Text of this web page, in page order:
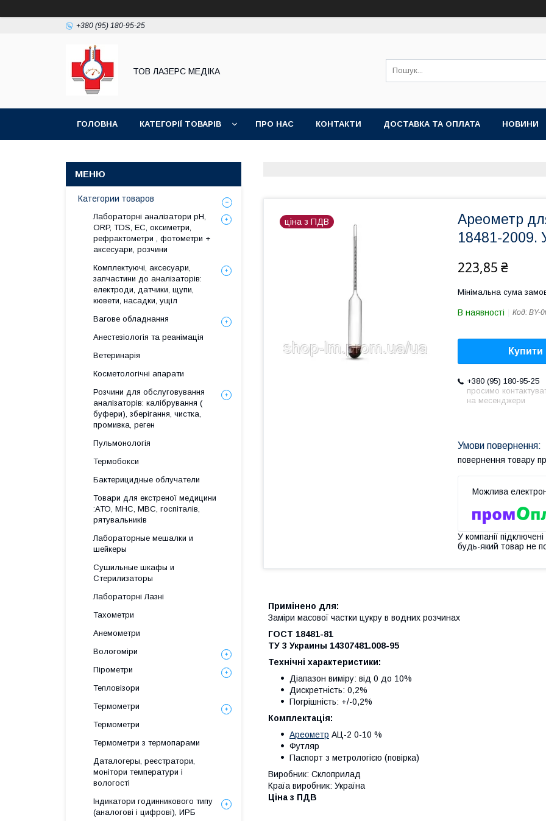
+380 (95) 180-95-25
ТОВ ЛАЗЕРС МЕДІКА
ГОЛОВНА КАТЕГОРІЇ ТОВАРІВ ПРО НАС КОНТАКТИ ДОСТАВКА ТА ОПЛАТА НОВИНИ
ціна з ПДВ
Ареометр
18481-2009.
223,85 ₴
Мінімальна сума
В наявності Код: BY-
Купити
+380 (95) 180-95-25
просимо
на месенджери
повернення товару
У компанії
будь-який товар не
Примінено для:
Заміри масової частки цукру в водних розчинах
ГОСТ 18481-81
ТУ 3 Украины 14307481.008-95
Технічні характеристики:
Діапазон виміру: від 0 до 10%
Дискретність: 0,2%
Погрішність: +/-0,2%
Комплектація:
Ареометр АЦ-2 0-10 %
Футляр
Паспорт з метрологією (повірка)
Виробник: Склоприлад
Країа виробник: Україна
Ціна з ПДВ
Категории товаров
Лабораторні аналізатори pH,
ORP, TDS, EC, оксиметри,
рефрактометри , фотометри +
аксесуари, розчини
Комплектуючі, аксесуари,
запчастини до аналізаторів:
електроди, датчики, щупи,
кювети, насадки, ущіл
Вагове обладнання
Анестезіологія та реанімація
Ветеринарія
Косметологічні апарати
Розчини для обслуговування
аналізаторів: калібрування (
буфери), зберігання, чистка,
промивка, реген
Пульмонологія
Термобокси
Бактерицидные облучатели
Товари для екстреної медицини
:АТО, МНС, МВС, госпіталів,
рятувальників
Лабораторные мешалки и
шейкеры
Сушильные шкафы и
Стерилизаторы
Лабораторні Лазні
Тахометри
Анемометри
Вологоміри
Пірометри
Тепловізори
Термометри
Термометри
Термометри з термопарами
Даталогеры, реєстратори,
монітори температури і
вологості
Індикатори годинникового типу
(аналогові і цифрові), ИРБ